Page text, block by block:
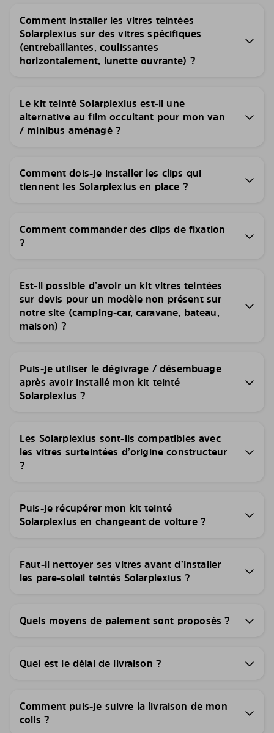
Comment installer les vitres teintées
Solarplexius sur des vitres spécifiques
(entrebaîllantes, coulissantes
horizontalement, lunette ouvrante) ?
Le kit teinté Solarplexius est-il une
alternative au film occultant pour mon van
/ minibus aménagé ?
Comment dois-je installer les clips qui
tiennent les Solarplexius en place ?
Comment commander des clips de fixation
?
Est-il possible d’avoir un kit vitres teintées
sur devis pour un modèle non présent sur
notre site (camping-car, caravane, bateau,
maison) ?
Puis-je utiliser le dégivrage / désembuage
après avoir installé mon kit teinté
Solarplexius ?
Les Solarplexius sont-ils compatibles avec
les vitres surteintées d’origine constructeur
?
Puis-je récupérer mon kit teinté
Solarplexius en changeant de voiture ?
Faut-il nettoyer ses vitres avant d’installer
les pare-soleil teintés Solarplexius ?
Quels moyens de paiement sont proposés ?
Quel est le délai de livraison ?
Comment puis-je suivre la livraison de mon
colis ?